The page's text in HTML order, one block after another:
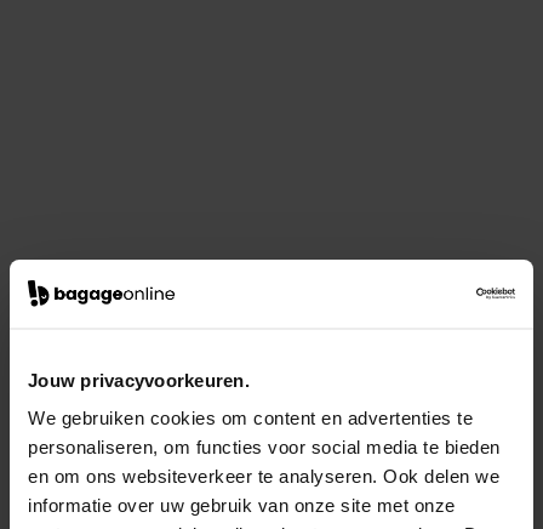
Jouw privacyvoorkeuren.
We gebruiken cookies om content en advertenties te
personaliseren, om functies voor social media te bieden
en om ons websiteverkeer te analyseren. Ook delen we
informatie over uw gebruik van onze site met onze